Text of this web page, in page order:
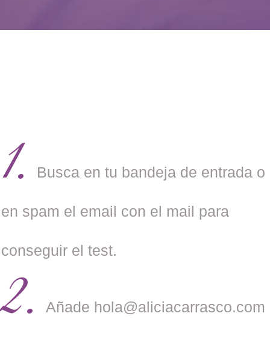
1. Busca en tu bandeja de entrada o
en spam el email con el mail para
conseguir el test.
2. Añade hola@aliciacarrasco.com